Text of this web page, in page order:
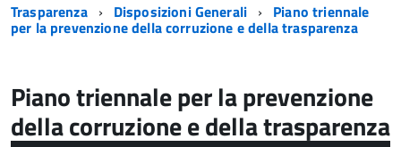
Trasparenza Disposizioni Generali Piano triennale
per la prevenzione della corruzione e della trasparenza
Piano triennale per la prevenzione
della corruzione e della trasparenza